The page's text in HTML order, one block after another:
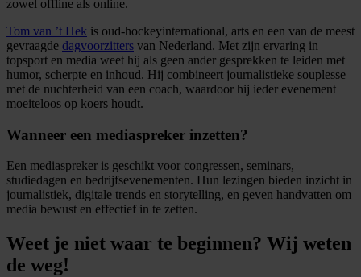
zowel offline als online.
Tom van ’t Hek is oud-hockeyinternational, arts en een van de meest
gevraagde dagvoorzitters van Nederland. Met zijn ervaring in
topsport en media weet hij als geen ander gesprekken te leiden met
humor, scherpte en inhoud. Hij combineert journalistieke souplesse
met de nuchterheid van een coach, waardoor hij ieder evenement
moeiteloos op koers houdt.
Wanneer een mediaspreker inzetten?
Een mediaspreker is geschikt voor congressen, seminars,
studiedagen en bedrijfsevenementen. Hun lezingen bieden inzicht in
journalistiek, digitale trends en storytelling, en geven handvatten om
media bewust en effectief in te zetten.
Weet je niet waar te beginnen? Wij weten
de weg!